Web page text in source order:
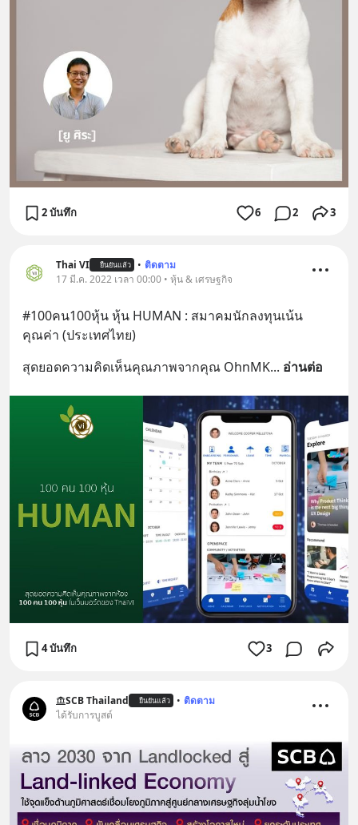
2 บันทึก 6 2 3
Thai VI ยืนยันแล้ว • ติดตาม
17 มี.ค. 2022 เวลา 00:00 • หุ้น & เศรษฐกิจ
#100คน100หุ้น หุ้น HUMAN : สมาคมนักลงทุนเน้น
คุณค่า (ประเทศไทย)
สุดยอดความคิดเห็นคุณภาพจากคุณ OhnMK... อ่านต่อ
4 บันทึก 3
SCB Thailand ยืนยันแล้ว • ติดตาม
ได้รับการบูสต์